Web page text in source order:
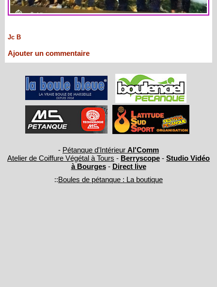
Jc B
Ajouter un commentaire
- Pétanque d'Intérieur Al'Comm
Atelier de Coiffure Végétal à Tours - Berryscope - Studio Vidéo
à Bourges- Direct live
::Boules de pétanque : La boutique